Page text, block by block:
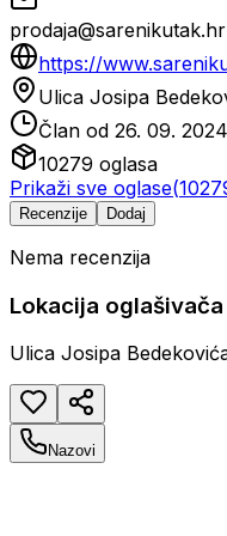
prodaja@sarenikutak.hr
https://
Ulica Josipa
Član od 26. 09.
10279 oglasa
Prikaži sve oglase(
Recenzije Dodaj
Nema recenzija
Lokacija oglašivača
Ulica Josipa
Nazovi